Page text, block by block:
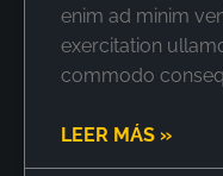
enim ad minim
exercitation
commodo
LEER MÁS »